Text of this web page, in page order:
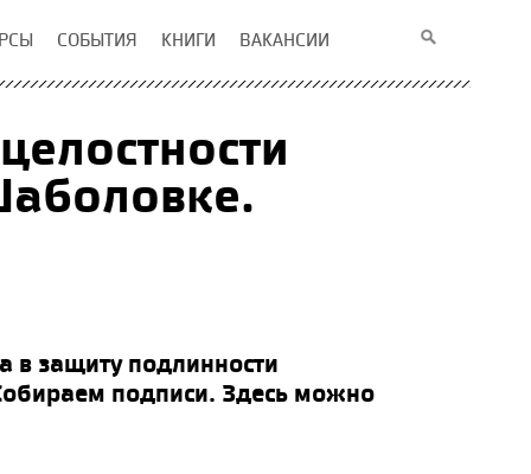
СОБЫТИЯ КНИГИ ВАКАНСИИ
в защиту подлинности
подписи. Здесь можно